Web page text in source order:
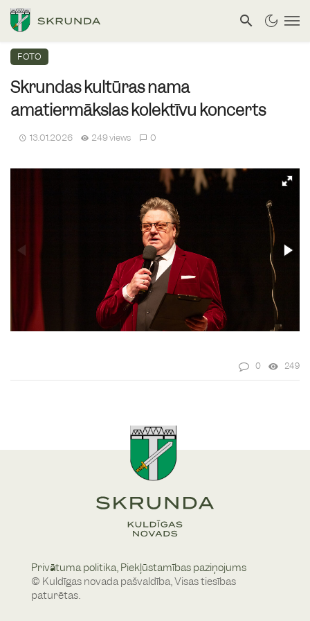
FOTO
Skrundas kultūras nama
amatiermākslas kolektīvu koncerts
13.01.2026 249 views 0
0 249
Privātuma politika, Piekļūstamības paziņojums
© Kuldīgas novada pašvaldība, Visas tiesības
paturētas.